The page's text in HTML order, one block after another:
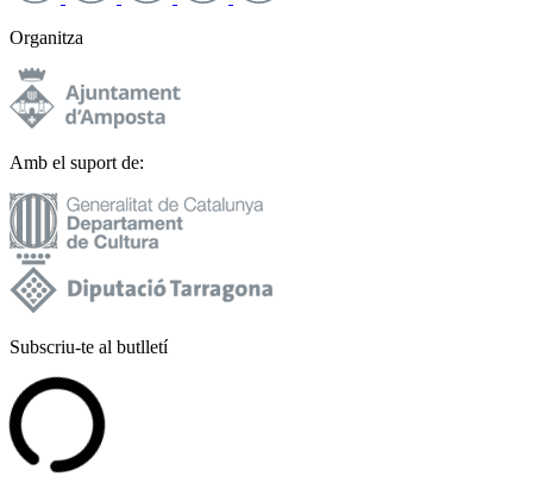
Organitza
Amb el suport de:
Subscriu-te al butlletí